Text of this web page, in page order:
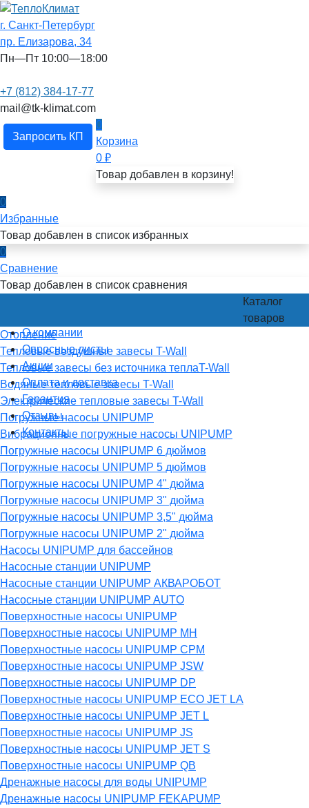
г. Санкт-Петербург
пр. Елизарова, 34
Пн—Пт 10:00—18:00
+7 (812) 384-17-77
mail@tk-klimat.com
Запросить КП
0
Корзина
0 ₽
Товар добавлен в корзину!
0
Избранные
Товар добавлен в список избранных
0
Сравнение
Товар добавлен в список сравнения
О компании
Опросные листы
Акции
Оплата и доставка
Гарантия
Отзывы
Контакты
Каталог
товаров
Отопление
Тепловые воздушные завесы T-Wall
Тепловые завесы без источника теплаT-Wall
Водяные тепловые завесы T-Wall
Электрические тепловые завесы T-Wall
Погружные насосы UNIPUMP
Вибрационные погружные насосы UNIPUMP
Погружные насосы UNIPUMP 6 дюймов
Погружные насосы UNIPUMP 5 дюймов
Погружные насосы UNIPUMP 4" дюйма
Погружные насосы UNIPUMP 3" дюйма
Погружные насосы UNIPUMP 3,5" дюйма
Погружные насосы UNIPUMP 2" дюйма
Насосы UNIPUMP для бассейнов
Насосные станции UNIPUMP
Насосные станции UNIPUMP АКВАРОБОТ
Насосные станции UNIPUMP AUTO
Поверхностные насосы UNIPUMP
Поверхностные насосы UNIPUMP MH
Поверхностные насосы UNIPUMP CPM
Поверхностные насосы UNIPUMP JSW
Поверхностные насосы UNIPUMP DP
Поверхностные насосы UNIPUMP ECO JET LA
Поверхностные насосы UNIPUMP JET L
Поверхностные насосы UNIPUMP JS
Поверхностные насосы UNIPUMP JET S
Поверхностные насосы UNIPUMP QB
Дренажные насосы для воды UNIPUMP
Дренажные насосы UNIPUMP FEKAPUMP